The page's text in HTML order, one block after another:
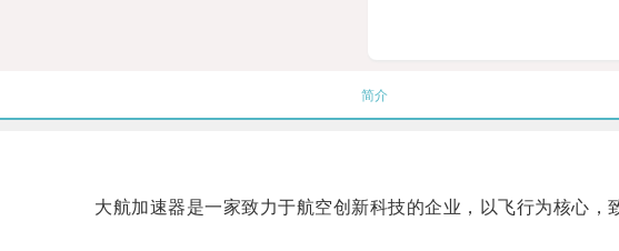
简介
大航加速器是一家致力于航空创新科技的企业，以飞行为核心，